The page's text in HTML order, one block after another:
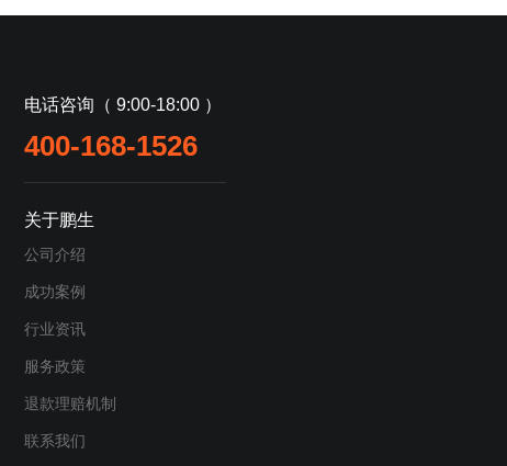
电话咨询（ 9:00-18:00 ）
400-168-1526
关于鹏生
公司介绍
成功案例
行业资讯
服务政策
退款理赔机制
联系我们